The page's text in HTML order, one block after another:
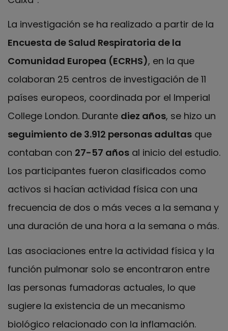
La investigación se ha realizado a partir de la
Encuesta de Salud Respiratoria de la
Comunidad Europea (ECRHS), en la que
colaboran 25 centros de investigación de 11
países europeos, coordinada por el Imperial
College London. Durante diez años, se hizo un
seguimiento de 3.912 personas adultas que
contaban con 27-57 años al inicio del estudio.
Los participantes fueron clasificados como
activos si hacían actividad física con una
frecuencia de dos o más veces a la semana y
una duración de una hora a la semana o más.
Las asociaciones entre la actividad física y la
función pulmonar solo se encontraron entre
las personas fumadoras actuales, lo que
sugiere la existencia de un mecanismo
biológico relacionado con la inflamación.